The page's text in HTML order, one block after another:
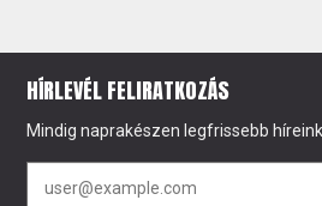
HÍRLEVÉL FELIRATKOZÁS
Mindig naprakészen legfrissebb